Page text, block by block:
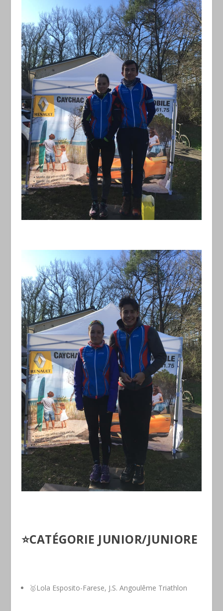
⭐️CATÉGORIE JUNIOR/JUNIORE
🥇Lola Esposito-Farese, J.S. Angoulême Triathlon